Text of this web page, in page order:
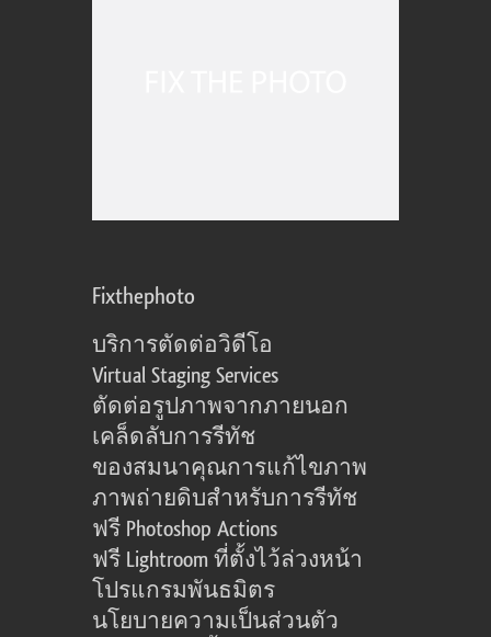
Fixthephoto
บริการตัดต่อวิดีโอ
Virtual Staging Services
ตัดต่อรูปภาพจากภายนอก
เคล็ดลับการรีทัช
ของสมนาคุณการแก้ไขภาพ
ภาพถ่ายดิบสำหรับการรีทัช
ฟรี Photoshop Actions
ฟรี Lightroom ที่ตั้งไว้ล่วงหน้า
โปรแกรมพันธมิตร
นโยบายความเป็นส่วนตัว